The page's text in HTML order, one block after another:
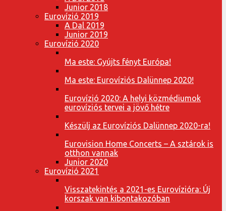
Junior 2018
Eurovízió 2019
A Dal 2019
Junior 2019
Eurovízió 2020
Ma este: Gyújts fényt Európa!
Ma este: Eurovíziós Dalünnep 2020!
Eurovízió 2020: A helyi közmédiumok
eurovíziós tervei a jövő hétre
Készülj az Eurovíziós Dalünnep 2020-ra!
Eurovision Home Concerts – A sztárok is
otthon vannak
Junior 2020
Eurovízió 2021
Visszatekintés a 2021-es Eurovízióra: Új
korszak van kibontakozóban